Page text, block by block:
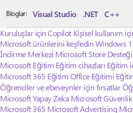
Bloglar: Visual Studio .NET C++
Kuruluşlar için Copilot Kişisel kullanım
Microsoft ürünlerini keşfedinWindows
İndirme Merkezi Microsoft Store Desteği
Microsoft Eğitim Eğitim cihazları Eğitim
Microsoft 365 EğitimOffice Eğitimi
Öğrenciler ve ebeveynler için fırsatlar
Microsoft Yapay Zeka Microsoft Güvenlik
Microsoft 365 Microsoft Advertising